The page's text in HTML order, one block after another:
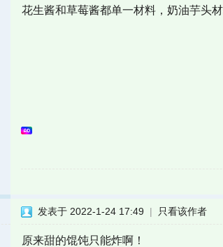
花生酱和草莓酱都单一材料，奶油芋头
发表于 2022-1-24 17:49 | 只看该作者
原来甜的馄饨只能炸啊！